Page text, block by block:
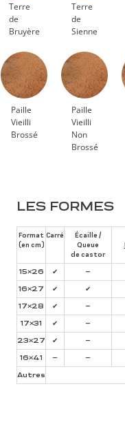
Terre
de
Bruyère
Terre
de
Sienne
Paille
Vieilli
Brossé
Paille
Vieilli
Non
Brossé
LES FORMES
Format
(en cm)
Carré
Écaille /
Queue
de castor
15×26 ✔ –
16×27
✔ ✔
17×28
✔ –
17×31
✔ –
23×27
✔ –
16×41
– –
Autres